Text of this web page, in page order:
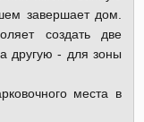
завершает дом.
создать две
другую - для зоны
места в